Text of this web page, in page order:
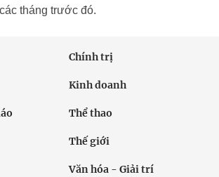
tháng trước đó.
Chính trị
Kinh doanh
Thể thao
Thế giới
Văn hóa - Giải trí